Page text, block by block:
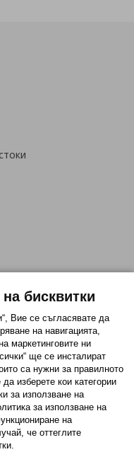
(Cookies)
бисквитки
Вие се съгласявате да
на навигацията,
маркетинговите ни
ще се инсталират
са нужни за правилното
изберете кои категории
за използване на
за използване на
на
че оттеглите